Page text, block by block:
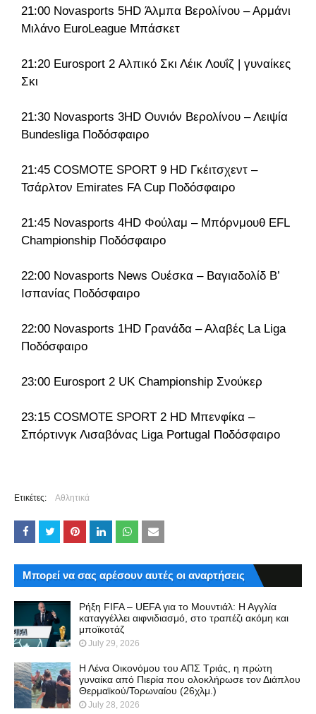
21:00 Novasports 5HD Άλμπα Βερολίνου – Αρμάνι
Μιλάνο EuroLeague Μπάσκετ
21:20 Eurosport 2 Αλπικό Σκι Λέικ Λουΐζ | γυναίκες
Σκι
21:30 Novasports 3HD Ουνιόν Βερολίνου – Λειψία
Bundesliga Ποδόσφαιρο
21:45 COSMOTE SPORT 9 HD Γκέιτσχεντ –
Τσάρλτον Emirates FA Cup Ποδόσφαιρο
21:45 Novasports 4HD Φούλαμ – Μπόρνμουθ EFL
Championship Ποδόσφαιρο
22:00 Novasports News Ουέσκα – Βαγιαδολίδ Β’
Ισπανίας Ποδόσφαιρο
22:00 Novasports 1HD Γρανάδα – Αλαβές La Liga
Ποδόσφαιρο
23:00 Eurosport 2 UK Championship Σνούκερ
23:15 COSMOTE SPORT 2 HD Μπενφίκα –
Σπόρτινγκ Λισαβόνας Liga Portugal Ποδόσφαιρο
Ετικέτες: Αθλητικά
Μπορεί να σας αρέσουν αυτές οι αναρτήσεις
Ρήξη FIFA – UEFA για το Μουντιάλ: Η Αγγλία
καταγγέλλει αιφνιδιασμό, στο τραπέζι ακόμη και
μποϊκοτάζ
July 29, 2026
Η Λένα Οικονόμου του ΑΠΣ Τριάς, η πρώτη
γυναίκα από Πιερία που ολοκλήρωσε τον Διάπλου
Θερμαϊκού/Τορωναίου (26χλμ.)
July 28, 2026